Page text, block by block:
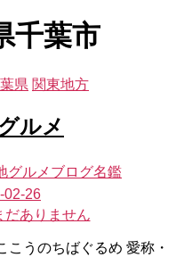
千葉市
県 関東地方
ルメ
グルメブログ名鑑
02-26
だありません
うのちばぐるめ 愛称・